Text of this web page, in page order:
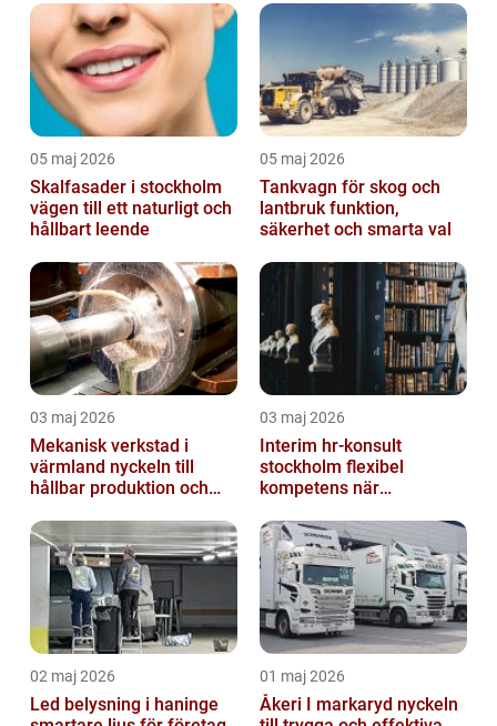
05 maj 2026
Skalfasader i stockholm
vägen till ett naturligt och
hållbart leende
05 maj 2026
Tankvagn för skog och
lantbruk funktion,
säkerhet och smarta val
03 maj 2026
Mekanisk verkstad i
värmland nyckeln till
hållbar produktion och
03 maj 2026
Interim hr-konsult
stockholm flexibel
kompetens när
stöd
02 maj 2026
Led belysning i haninge
01 maj 2026
Åkeri I markaryd nyckeln